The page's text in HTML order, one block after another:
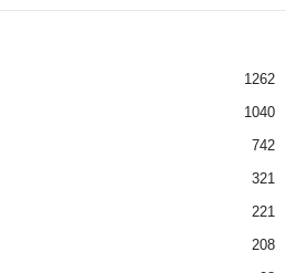
1262
1040
742
321
221
208